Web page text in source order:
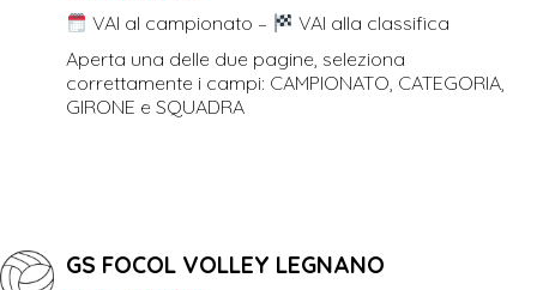
VAI al campionato –
VAI alla classifica
Aperta una delle due pagine, seleziona
correttamente i campi: CAMPIONATO, CATEGORIA,
GIRONE e SQUADRA
GS FOCOL VOLLEY LEGNANO